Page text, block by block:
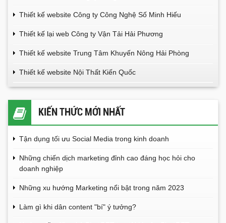
Thiết kế website Công ty Công Nghệ Số Minh Hiếu
Thiết kế lại web Công ty Vận Tải Hải Phương
Thiết kế website Trung Tâm Khuyến Nông Hải Phòng
Thiết kế website Nội Thất Kiến Quốc
KIẾN THỨC MỚI NHẤT
Tận dụng tối ưu Social Media trong kinh doanh
Những chiến dịch marketing đỉnh cao đáng học hỏi cho
doanh nghiệp
Những xu hướng Marketing nổi bật trong năm 2023
Làm gì khi dân content "bí" ý tưởng?